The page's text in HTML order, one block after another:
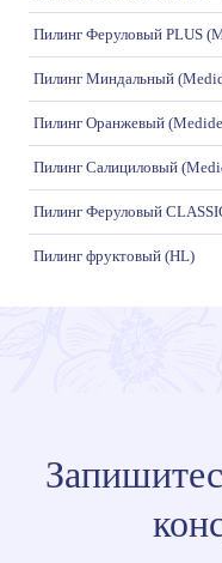
Пилинг Феруловый PLUS
Пилинг Миндальный
Пилинг Оранжевый
Пилинг Салициловый
Пилинг Феруловый
Пилинг фруктовый (HL)